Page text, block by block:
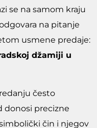
se na samom kraju
na pitanje
usmene predaje:
džamiji u
često
donosi precizne
čin i njegov